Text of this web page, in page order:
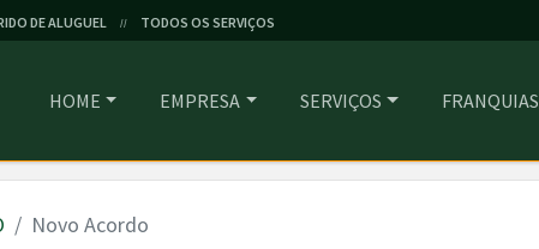
DE ALUGUEL // TODOS OS SERVIÇOS
HOME EMPRESA SERVIÇOS FRANQUIAS
Novo Acordo